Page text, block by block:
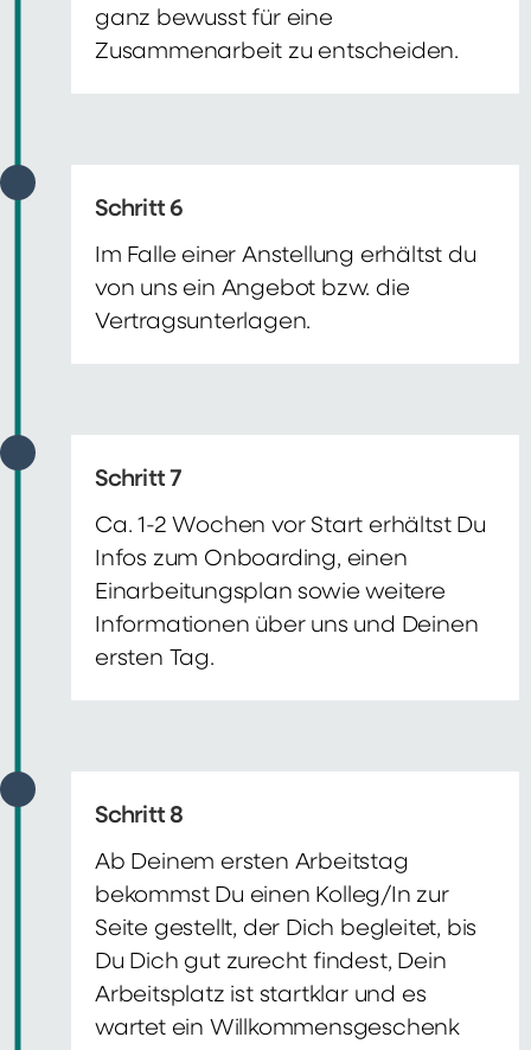
ganz bewusst für eine
Zusammenarbeit zu entscheiden.
Schritt 6
Im Falle einer Anstellung erhältst du
von uns ein Angebot bzw. die
Vertragsunterlagen.
Schritt 7
Ca. 1-2 Wochen vor Start erhältst Du
Infos zum Onboarding, einen
Einarbeitungsplan sowie weitere
Informationen über uns und Deinen
ersten Tag.
Schritt 8
Ab Deinem ersten Arbeitstag
bekommst Du einen Kolleg/In zur
Seite gestellt, der Dich begleitet, bis
Du Dich gut zurecht findest, Dein
Arbeitsplatz ist startklar und es
wartet ein Willkommensgeschenk